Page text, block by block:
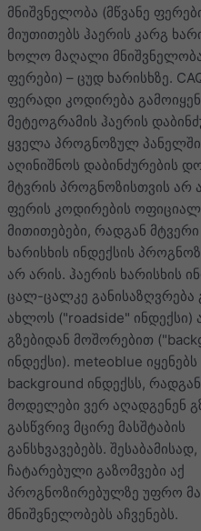
მნიშვნელობა (მწვანე
მიუთითებს ჰაერის კარგ
ხოლო მაღალი
ფერები) – ცუდ ხარისხზე.
ფერადი კოდირება
მეტეოგრამის ჰაერის
ყველა პროგნოზულ
აღინიშნოს დაბინძურების
მტვრის პროგნოზისთვის არ
ფერის კოდირების
მითითებები, რადგან
ხარისხის ინდექსის
არ არის. ჰაერის ხარისხის
ცალ-ცალკე განისაზღვრება
ახლოს ("roadside" ინდექსი)
გზებიდან მოშორებით
ინდექსი). meteoblue იყენებს
background ინდექსს,
მოდელები ვერ აღადგენენ
გასწვრივ მცირე მასშტაბის
განსხვავებებს.
ჩატარებული გაზომვები აქ
პროგნოზირებულზე უფრო
მნიშვნელობებს აჩვენებს.